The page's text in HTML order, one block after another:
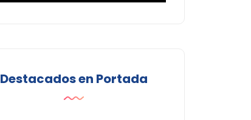
Destacados en Portada